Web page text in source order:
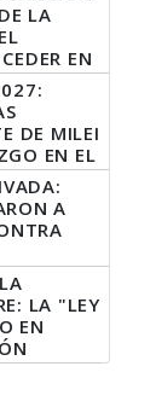
LA
EN
FUEGO
DE MILEI
EN EL
A
LA "LEY
EN